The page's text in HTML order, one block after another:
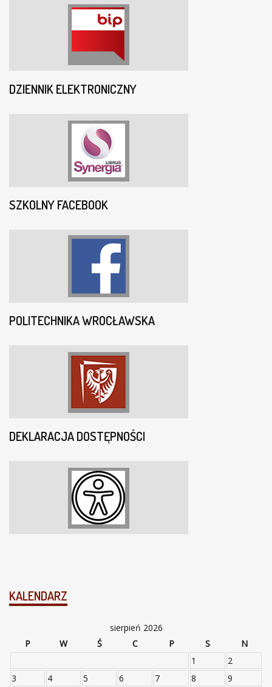
DZIENNIK ELEKTRONICZNY
SZKOLNY FACEBOOK
POLITECHNIKA WROCŁAWSKA
DEKLARACJA DOSTĘPNOŚCI
KALENDARZ
sierpień 2026
P
W Ś C P S
N
1
2
3
4 5 6 7 8
9